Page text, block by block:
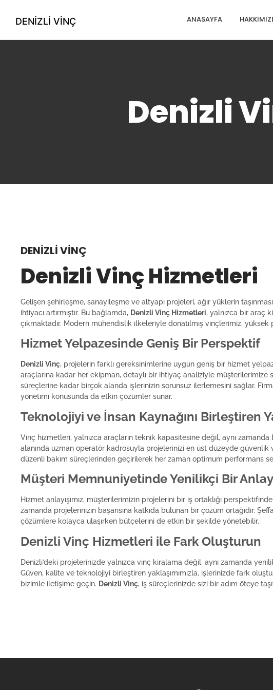
DENIZLI VINÇ ANASAYFA
Denizli
DENIZLI VINÇ
Denizli Vinç Hizmetleri
Gelişen şehirleşme, sanayileşme ve altyapı projeleri, ağır yüklerin
ihtiyacı artırmıştır. Bu bağlamda, Denizli Vinç Hizmetleri, yalnızca bir araç
çıkmaktadır. Modern mühendislik ilkeleriyle donatılmış vinçlerimiz,
Hizmet Yelpazesinde Geniş Bir Perspektif
Denizli Vinç, projelerin farklı gereksinimlerine uygun geniş bir hizmet
araçlarına kadar her ekipman, detaylı bir ihtiyaç analiziyle müşterilerimize
süreçlerine kadar birçok alanda işlerinizin sorunsuz ilerlemesini sağlar.
yönetimi konusunda da etkin çözümler sunar.
Teknolojiyi ve İnsan Kaynağını Birleştiren
Vinç hizmetleri, yalnızca araçların teknik kapasitesine değil, aynı zamanda
alanında uzman operatör kadrosuyla projelerinizi en üst düzeyde
düzenli bakım süreçlerinden geçirilerek her zaman optimum performans
Müşteri Memnuniyetinde Yenilikçi Bir
Hizmet anlayışımız, müşterilerimizin projelerini bir iş ortaklığı
zamanda projelerinizin başarısına katkıda bulunan bir çözüm ortağıdır.
çözümlere kolayca ulaşırken bütçelerini de etkin bir şekilde yönetebilir.
Denizli Vinç Hizmetleri ile Fark Oluşturun
Denizli’deki projelerinizde yalnızca vinç kiralama değil, aynı zamanda
Güven, kalite ve teknolojiyi birleştiren yaklaşımımızla, işlerinizde fark
bizimle iletişime geçin. Denizli Vinç, iş süreçlerinizde sizi bir adım öteye